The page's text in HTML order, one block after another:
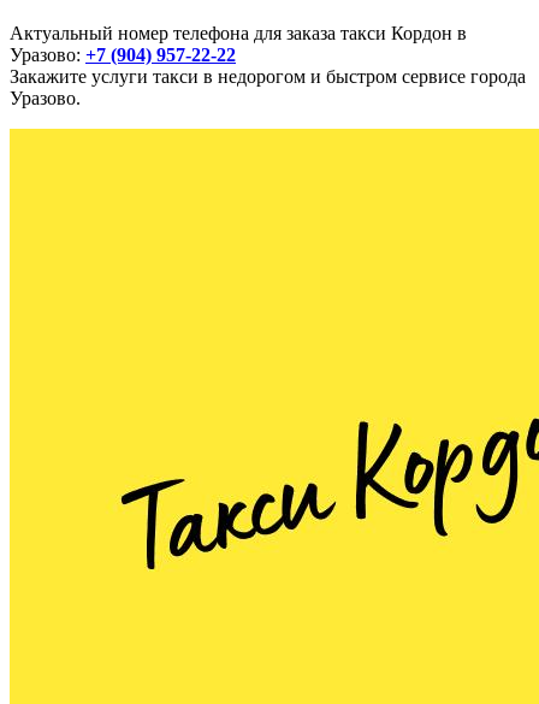
Актуальный номер телефона для заказа такси Кордон в
Уразово: +7 (904) 957-22-22
Закажите услуги такси в недорогом и быстром сервисе города
Уразово.